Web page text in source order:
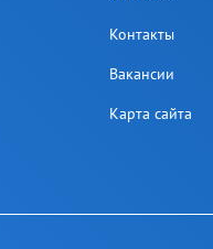
Контакты
Вакансии
Карта сайта